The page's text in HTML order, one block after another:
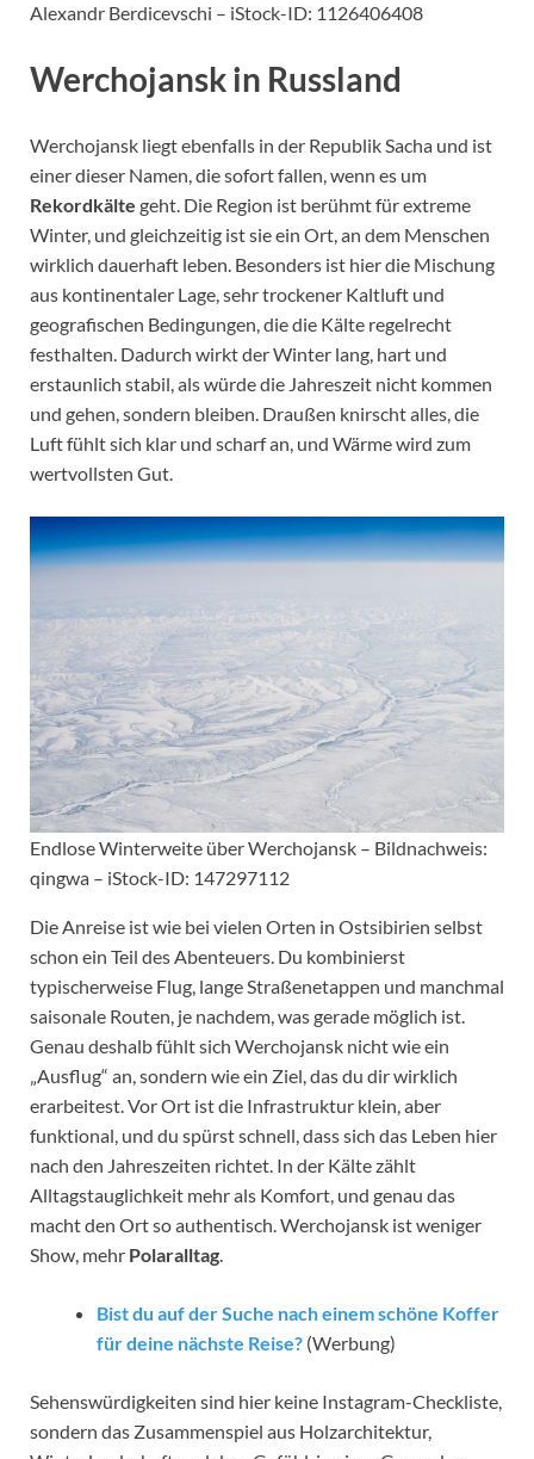
Alexandr Berdicevschi – iStock-ID: 1126406408
Werchojansk in Russland
Werchojansk liegt ebenfalls in der Republik Sacha und ist
einer dieser Namen, die sofort fallen, wenn es um
Rekordkälte geht. Die Region ist berühmt für extreme
Winter, und gleichzeitig ist sie ein Ort, an dem Menschen
wirklich dauerhaft leben. Besonders ist hier die Mischung
aus kontinentaler Lage, sehr trockener Kaltluft und
geografischen Bedingungen, die die Kälte regelrecht
festhalten. Dadurch wirkt der Winter lang, hart und
erstaunlich stabil, als würde die Jahreszeit nicht kommen
und gehen, sondern bleiben. Draußen knirscht alles, die
Luft fühlt sich klar und scharf an, und Wärme wird zum
wertvollsten Gut.
Endlose Winterweite über Werchojansk – Bildnachweis:
qingwa – iStock-ID: 147297112
Die Anreise ist wie bei vielen Orten in Ostsibirien selbst
schon ein Teil des Abenteuers. Du kombinierst
typischerweise Flug, lange Straßenetappen und manchmal
saisonale Routen, je nachdem, was gerade möglich ist.
Genau deshalb fühlt sich Werchojansk nicht wie ein
„Ausflug“ an, sondern wie ein Ziel, das du dir wirklich
erarbeitest. Vor Ort ist die Infrastruktur klein, aber
funktional, und du spürst schnell, dass sich das Leben hier
nach den Jahreszeiten richtet. In der Kälte zählt
Alltagstauglichkeit mehr als Komfort, und genau das
macht den Ort so authentisch. Werchojansk ist weniger
Show, mehr Polaralltag.
Bist du auf der Suche nach einem schöne Koffer
für deine nächste Reise? (Werbung)
Sehenswürdigkeiten sind hier keine Instagram-Checkliste,
sondern das Zusammenspiel aus Holzarchitektur,